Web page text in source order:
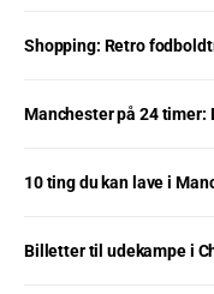
Shopping: Retro
Manchester på 24 timer:
10 ting du kan lave i
Billetter til udekampe i